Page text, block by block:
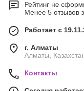
Рейтинг не
Менее 5 отзывов
Работает с
г. Алматы
Алматы,
Контакты